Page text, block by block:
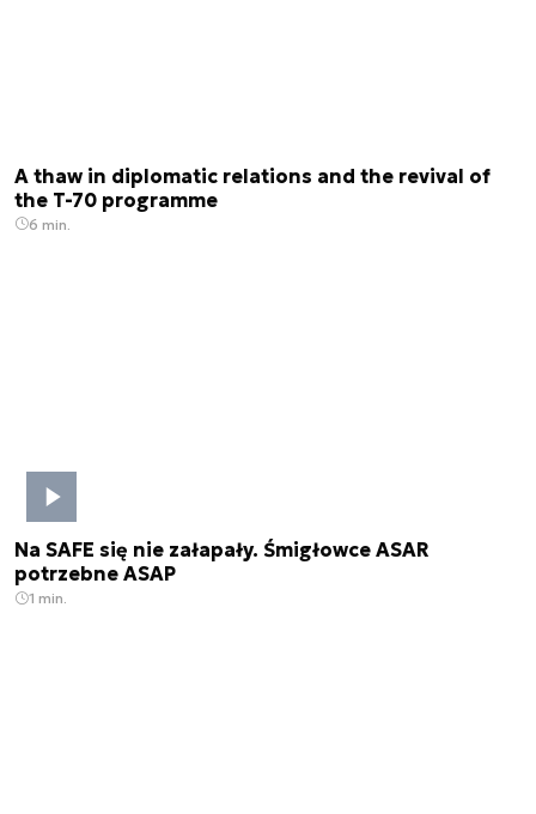
A thaw in diplomatic relations and the revival of
the T-70 programme
6 min.
Na SAFE się nie załapały. Śmigłowce ASAR
potrzebne ASAP
1 min.